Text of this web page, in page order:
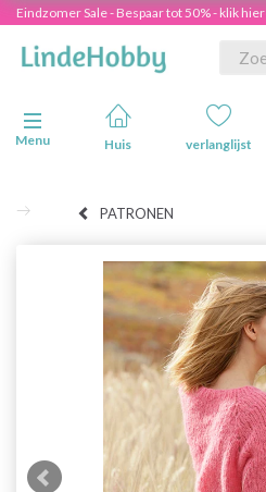
Eindzomer Sale - Bespaar tot 50% - klik hier
Navigatie in-/uitschakelen
Menu
Huis verlanglijst
PATRONEN